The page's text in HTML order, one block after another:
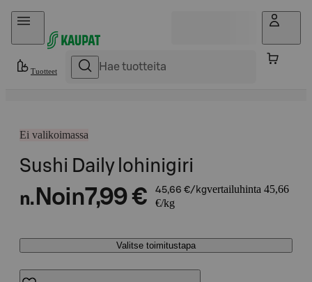
Hyppää sisältöön
Tuotteet
Ei valikoimassa
Sushi Daily lohinigiri
n. Noin7,99 € 45,66 €/kgvertailuhinta 45,66
€/kg
Valitse toimitustapa